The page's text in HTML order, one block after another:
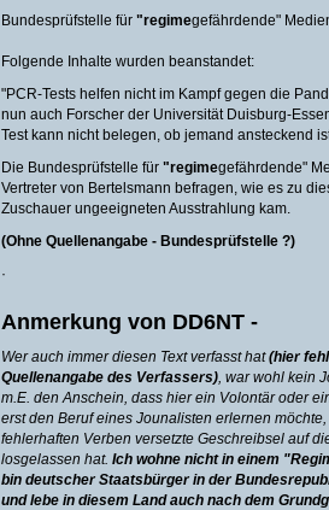
Bundesprüfstelle für "regimegefährdende"
Folgende Inhalte wurden beanstandet:
"PCR-Tests helfen nicht im Kampf gegen die
nun auch Forscher der Universität Duisburg-
Test kann nicht belegen, ob jemand ansteckend
Die Bundesprüfstelle für "regimegefährdende"
Vertreter von Bertelsmann befragen, wie es zu
Zuschauer ungeeigneten Ausstrahlung kam.
(Ohne Quellenangabe - Bundesprüfstelle ?)
·
Anmerkung von DD6NT -
Wer auch immer diesen Text verfasst hat (hier
Quellenangabe des Verfassers), war wohl kein
m.E. den Anschein, dass hier ein Volontär oder
erst den Beruf eines Jounalisten erlernen
fehlerhaften Verben versetzte Geschreibsel auf
losgelassen hat. Ich wohne nicht in einem
bin deutscher Staatsbürger in der
und lebe in diesem Land auch nach dem